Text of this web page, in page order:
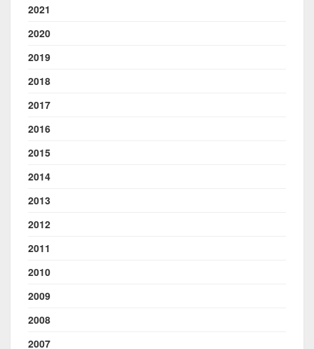
2021
2020
2019
2018
2017
2016
2015
2014
2013
2012
2011
2010
2009
2008
2007